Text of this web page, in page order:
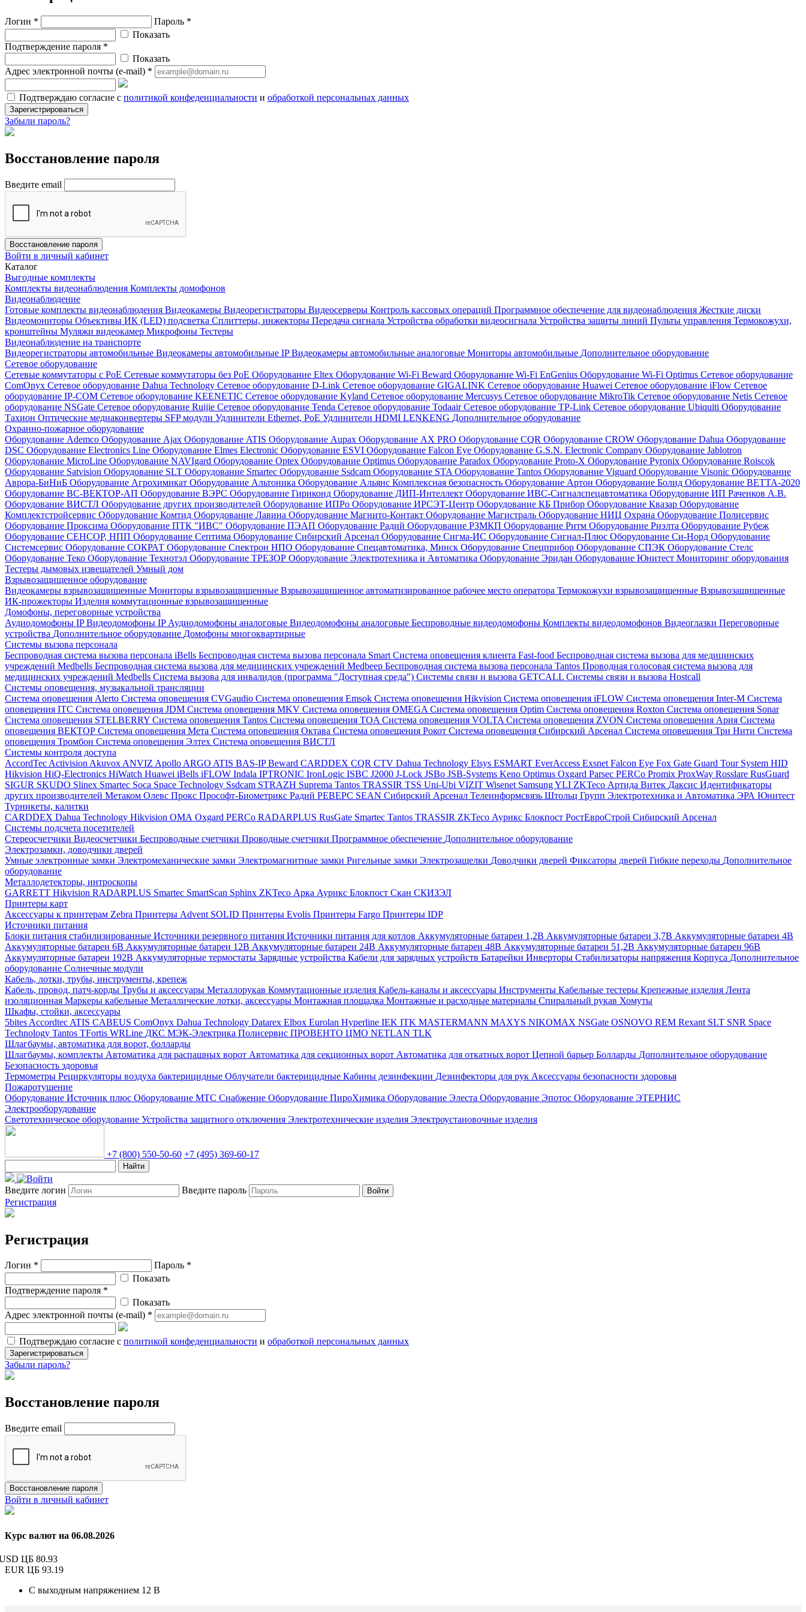
Логин *
Пароль *
Показать
Подтверждение пароля *
Показать
Адрес электронной почты (e-mail) *
Подтверждаю согласие с политикой конфеденциальности и обработкой персональных данных
Зарегистрироваться
Забыли пароль?
Восстановление пароля
Введите email
Восстановление пароля
Войти в личный кабинет
Каталог
Выгодные комплекты
Комплекты видеонаблюдения Комплекты домофонов
Видеонаблюдение
Готовые комплекты видеонаблюдения Видеокамеры Видеорегистраторы Видеосерверы Контроль кассовых операций Программное обеспечение для видеонаблюдения Жесткие диски
Видеомониторы Объективы ИК (LED) подсветка Сплиттеры, инжекторы Передача сигнала Устройства обработки видеосигнала Устройства защиты линий Пульты управления Термокожухи,
кронштейны Муляжи видеокамер Микрофоны Тестеры
Видеонаблюдение на транспорте
Видеорегистраторы автомобильные Видеокамеры автомобильные IPВидеокамеры автомобильные аналоговые Мониторы автомобильные Дополнительное оборудование
Сетевое оборудование
Сетевые коммутаторы с РоЕ Сетевые коммутаторы без РоЕ Оборудование Eltex Оборудование Wi-Fi Beward Оборудование Wi-Fi EnGenius Оборудование Wi-Fi Optimus Сетевое оборудование
ComOnyx Сетевое оборудование Dahua Technology Сетевое оборудование D-Link Сетевое оборудование GIGALINK Сетевое оборудование Huawei Сетевое оборудование iFlow Сетевое
оборудование IP-COM Сетевое оборудование KEENETIC Сетевое оборудование Kyland Сетевое оборудование Mercusys Сетевое оборудование MikroTik Сетевое оборудование Netis Сетевое
оборудование NSGate Сетевое оборудование Ruijie Сетевое оборудование Tenda Сетевое оборудование TodaairСетевое оборудование TP-Link Сетевое оборудование Ubiquiti Оборудование
Тахион Оптические медиаконвертеры SFP модули Удлинители Ethernet, PoE Удлинители HDMI LENKENG Дополнительное оборудование
Охранно-пожарное оборудование
Оборудование Ademco Оборудование Ajax Оборудование ATIS Оборудование Aupax Оборудование AX PRO Оборудование CQR Оборудование CROW Оборудование Dahua Оборудование
DSC Оборудование Electronics Line Оборудование Elmes Electronic Оборудование ESVI Оборудование Falcon Eye Оборудование G.S.N. Electronic Company Оборудование Jablotron
Оборудование MicroLine Оборудование NAVIgard Оборудование Optex Оборудование Optimus Оборудование Paradox Оборудование Proto-X Оборудование Pyronix Оборудование Roiscok
Оборудование Satvision Оборудование SLT Оборудование Smartec Оборудование Ssdcam Оборудование STA Оборудование Tantos Оборудование Viguard Оборудование Visonic Оборудование
Аврора-БиНиБ Оборудование Агрохимикат Оборудование Альтоника Оборудование Альянс Комплексная безопасность Оборудование Артон Оборудование Болид Оборудование ВЕТТА-2020
Оборудование ВС-ВЕКТОР-АП Оборудование ВЭРС Оборудование Гириконд Оборудование ДИП-Интеллект Оборудование ИВС-Сигналспецавтоматика Оборудование ИП Раченков А.В.
Оборудование ВИСТЛ Оборудование других производителей Оборудование ИПРо Оборудование ИРСЭТ-Центр Оборудование КБ Прибор Оборудование Квазар Оборудование
Комплектстройсервис Оборудование Комтид Оборудование Лавина Оборудование Магнито-Контакт Оборудование Магистраль Оборудование НИЦ Охрана Оборудование Полисервис
Оборудование Проксима Оборудование ПТК "ИВС" Оборудование ПЭАП Оборудование Радий Оборудование РЗМКП Оборудование Ритм Оборудование Риэлта Оборудование Рубеж
Оборудование СЕНСОР, НПП Оборудование Септима Оборудование Сибирский Арсенал Оборудование Сигма-ИС Оборудование Сигнал-Плюс Оборудование Си-Норд Оборудование
Системсервис Оборудование СОКРАТ Оборудование Спектрон НПО Оборудование Спецавтоматика, Минск Оборудование Спецприбор Оборудование СПЭК Оборудование Стелс
Оборудование Теко Оборудование Технотэл Оборудование ТРЕЗОР Оборудование Электротехника и Автоматика Оборудование Эридан Оборудование Юнитест Мониторинг оборудования
Тестеры дымовых извещателей Умный дом
Взрывозащищенное оборудование
Видеокамеры взрывозащищенные Мониторы взрывозащищенные Взрывозащищенное автоматизированное рабочее место оператора Термокожухи взрывозащищенные Взрывозащищенные
ИК-прожекторы Изделия коммутационные взрывозащищенные
Домофоны, переговорные устройства
Аудиодомофоны IPВидеодомофоны IP Аудиодомофоны аналоговые Видеодомофоны аналоговые Беспроводные видеодомофоны Комплекты видеодомофонов Видеоглазки Переговорные
устройства Дополнительное оборудование Домофоны многоквартирные
Системы вызова персонала
Беспроводная система вызова персонала iBells Беспроводная система вызова персонала Smart Система оповещения клиента Fast-food Беспроводная система вызова для медицинских
учреждений Medbells Беспроводная система вызова для медицинских учреждений Medbeep Беспроводная система вызова персонала Tantos Проводная голосовая система вызова для
медицинских учреждений Medbells Система вызова для инвалидов (программа "Доступная среда") Системы связи и вызова GETCALL Системы связи и вызова Hostcall
Системы оповещения, музыкальной трансляции
Система оповещения Alerto Система оповещения CVGaudio Система оповещения Emsok Система оповещения Hikvision Система оповещения iFLOW Система оповещения Inter-M Система
оповещения ITC Система оповещения JDM Система оповещения MKV Система оповещения OMEGA Система оповещения Optim Система оповещения Roxton Система оповещения Sonar
Система оповещения STELBERRY Система оповещения Tantos Система оповещения TOA Система оповещения VOLTA Система оповещения ZVON Система оповещения Ария Система
оповещения ВЕКТОР Система оповещения Мета Система оповещения Октава Система оповещения Рокот Система оповещения Сибирский Арсенал Система оповещения Три Нити Система
оповещения Тромбон Система оповещения Элтех Система оповещения ВИСТЛ
Системы контроля доступа
AccordTec Activision Akuvox ANVIZ Apollo ARGO ATIS BAS-IPBeward CARDDEX CQR CTV Dahua Technology Elsys ESMART EverAccess Exsnet Falcon Eye Fox Gate Guard Tour System HID
Hikvision HiQ-Electronics HiWatch Huawei iBells iFLOW Indala IPTRONIC IronLogic ISBC J2000 J-Lock JSBo JSB-Systems Keno Optimus Oxgard Parsec PERCo Promix ProxWay Rosslare RusGuard
SIGUR SKUDO Slinex Smartec Soca Space Technology Ssdcam STRAZH Suprema Tantos TRASSIR TSS Uni-Ubi VIZIT Wisenet SamsungYLI ZKTeco Артида Витек Даксис Идентификаторы
других производителей Метаком Олевс Прокс Прософт-Биометрикс Радий РЕВЕРС SEAN Сибирский Арсенал Телеинформсвязь Штольц Групп Электротехника и Автоматика ЭРА Юнитест
Турникеты, калитки
CARDDEX Dahua Technology Hikvision ОМА Oxgard PERCo RADARPLUS RusGate Smartec Tantos TRASSIR ZKTeco Аурикс Блокпост РостЕвроСтрой Сибирский Арсенал
Системы подсчета посетителей
Стереосчетчики Видеосчетчики Беспроводные счетчики Проводные счетчики Программное обеспечение Дополнительное оборудование
Электрозамки, доводчики дверей
Умные электронные замки Электромеханические замки Электромагнитные замки Ригельные замки Электрозащелки Доводчики дверей Фиксаторы дверей Гибкие переходы Дополнительное
оборудование
Металлодетекторы, интроскопы
GARRETT Hikvision RADARPLUS Smartec SmartScan Sphinx ZKTeco Арка Аурикс Блокпост Скан СКИЗЭЛ
Принтеры карт
Аксессуары к принтерам Zebra Принтеры Advent SOLID Принтеры Evolis Принтеры Fargo Принтеры IDP
Источники питания
Блоки питания стабилизированные Источники резервного питания Источники питания для котлов Аккумуляторные батареи 1,2В Аккумуляторные батареи 3,7В Аккумуляторные батареи 4В
Аккумуляторные батареи 6В Аккумуляторные батареи 12В Аккумуляторные батареи 24В Аккумуляторные батареи 48В Аккумуляторные батареи 51,2В Аккумуляторные батареи 96В
Аккумуляторные батареи 192В Аккумуляторные термостаты Зарядные устройства Кабели для зарядных устройств Батарейки Инверторы Стабилизаторы напряжения Корпуса Дополнительное
оборудование Солнечные модули
Кабель, лотки, трубы, инструменты, крепеж
Кабель, провод, патч-корды Трубы и аксессуары Металлорукав Коммутационные изделия Кабель-каналы и аксессуары Инструменты Кабельные тестеры Крепежные изделия Лента
изоляционная Маркеры кабельные Металлические лотки, аксессуары Монтажная площадка Монтажные и расходные материалы Спиральный рукав Хомуты
Шкафы, стойки, аксессуары
5bites Accordtec ATIS CABEUS ComOnyx Dahua Technology Datarex Elbox Eurolan Hyperline IEK ITK MASTERMANN MAXYS NIKOMAX NSGate OSNOVO REM Rexant SLT SNR Space
Technology Tantos TFortis WRLine ДКС МЭК-Электрика Полисервис ПРОВЕНТО ЦМО NETLAN TLK
Шлагбаумы, автоматика для ворот, болларды
Шлагбаумы, комплекты Автоматика для распашных ворот Автоматика для секционных ворот Автоматика для откатных ворот Цепной барьер Болларды Дополнительное оборудование
Безопасность здоровья
Термометры Рециркуляторы воздуха бактерицидные Облучатели бактерицидные Кабины дезинфекции Дезинфекторы для рук Аксессуары безопасности здоровья
Пожаротушение
Оборудование Источник плюс Оборудование МТС Снабжение Оборудование ПироХимика Оборудование Элеста Оборудование Эпотос Оборудование ЭТЕРНИС
Электрооборудование
Светотехническое оборудование Устройства защитного отключения Электротехнические изделия Электроустановочные изделия
+7 (800) 550-50-60 +7 (495) 369-60-17
Найти
Введите логин Введите пароль Войти
Регистрация
Регистрация
Логин *
Пароль *
Показать
Подтверждение пароля *
Показать
Адрес электронной почты (e-mail) *
Подтверждаю согласие с политикой конфеденциальности и обработкой персональных данных
Зарегистрироваться
Забыли пароль?
Восстановление пароля
Введите email
Восстановление пароля
Войти в личный кабинет
Курс валют на 06.08.2026
ЦБ 80.93
EUR ЦБ 93.19
С выходным напряжением 12 В